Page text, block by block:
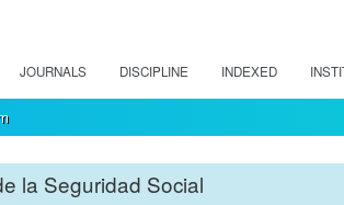
JOURNALS DISCIPLINE INDEXED
la Seguridad Social